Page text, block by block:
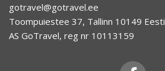
gotravel@gotravel.ee
Toompuiestee 37, Tallinn 10149 Eesti
AS GoTravel, reg nr 10113159